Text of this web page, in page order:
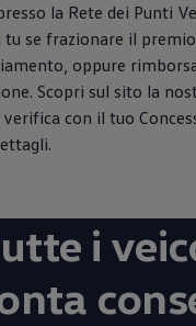
la Rete dei Punti
tu se frazionare il
oppure
Scopri sul sito la
con il tuo
i